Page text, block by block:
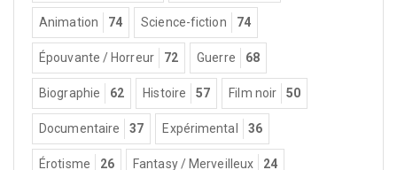
Animation 74 Science-fiction 74
Épouvante / Horreur 72 Guerre 68
Biographie 62 Histoire 57 Film noir 50
Documentaire 37 Expérimental 36
Érotisme 26 Fantasy / Merveilleux 24